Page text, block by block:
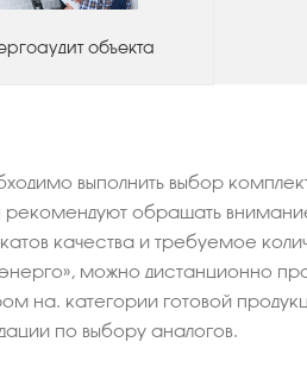
объекта
выполнить выбор
рекомендуют обращать
качества и требуемое
можно дистанционно
на. категории готовой
по выбору аналогов.